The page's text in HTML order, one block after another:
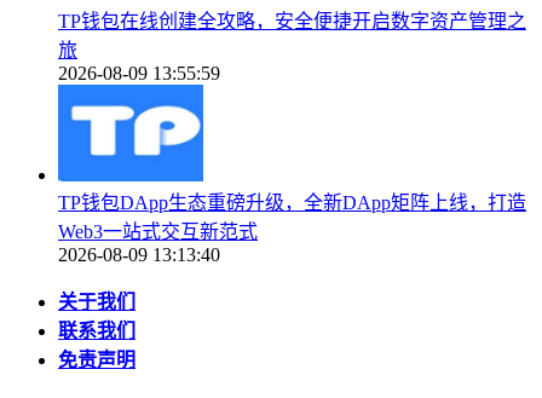
TP钱包在线创建全攻略，安全便捷开启数字资产管理之
旅
2026-08-09 13:55:59
TP钱包DApp生态重磅升级，全新DApp矩阵上线，打造
Web3一站式交互新范式
2026-08-09 13:13:40
关于我们
联系我们
免责声明